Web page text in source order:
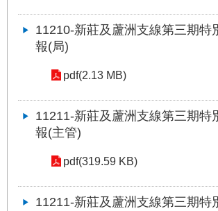
11210-新莊及蘆洲支線第三期特
報(局)
pdf(2.13 MB)
11211-新莊及蘆洲支線第三期特
報(主管)
pdf(319.59 KB)
11211-新莊及蘆洲支線第三期特